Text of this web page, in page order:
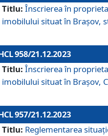
Titlu: Înscrierea în
imobilului situat în Brașov,
958/21.12.2023
Titlu: Înscrierea în
imobilului situat în Brașov,
957/21.12.2023
Titlu: Reglementarea